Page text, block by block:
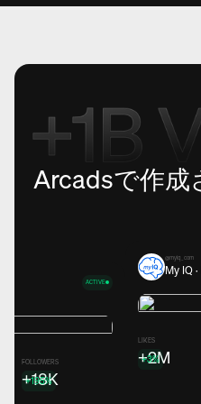
Arcadsで作成
ACTIVE
FOLLOWERS
+18K
+195%
@myiq_com
My IQ
LIKES
+2M
+3%